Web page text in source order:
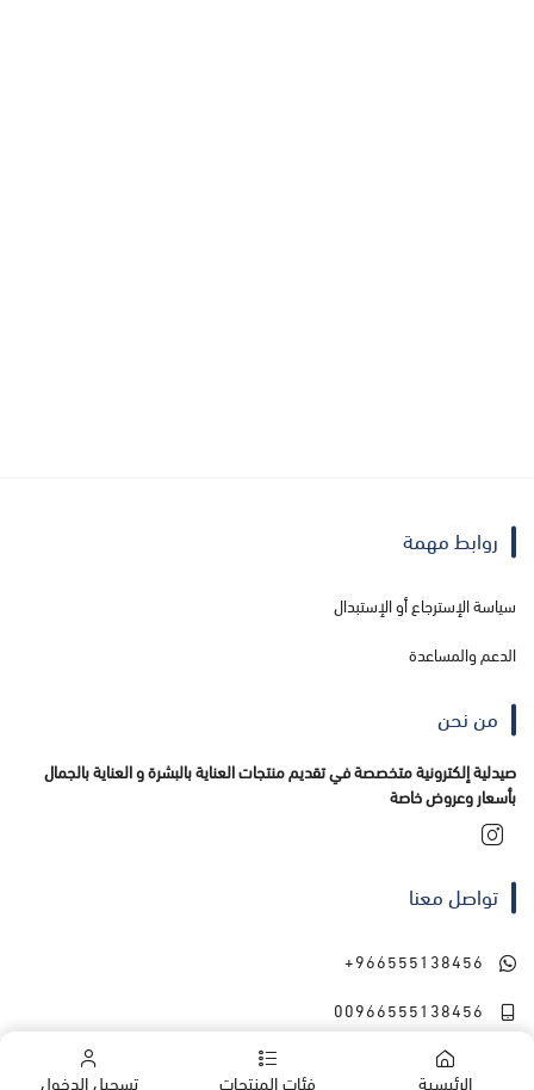
الرئيسية فئات المنتجات تسجيل الدخول
روابط مهمة
سياسة الإسترجاع أو الإستبدال
الدعم والمساعدة
من نحن
صيدلية إلكترونية متخصصة في تقديم منتجات العناية بالبشرة و العناية بالجمال
بأسعار وعروض خاصة
تواصل معنا
+966555138456
00966555138456